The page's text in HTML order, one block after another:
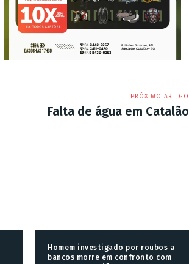
PRÓXIMO ARTIGO
Falta de água em Catalão
Homem investigado por roubos a
bancos morre em confronto com